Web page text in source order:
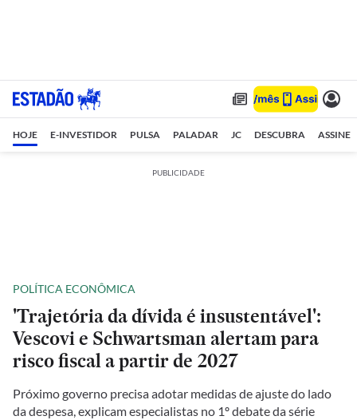
HOJE E-INVESTIDOR PULSA PALADAR JC DESCUBRA ASSINE
PUBLICIDADE
POLÍTICA ECONÔMICA
'Trajetória da dívida é insustentável':
Vescovi e Schwartsman alertam para
risco fiscal a partir de 2027
Próximo governo precisa adotar medidas de ajuste do lado
da despesa, explicam especialistas no 1º debate da série